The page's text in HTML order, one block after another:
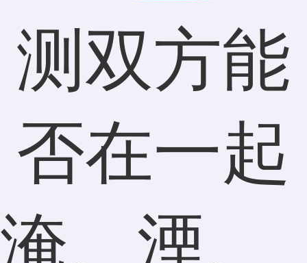
测双方能
否在一起
淹、湮、